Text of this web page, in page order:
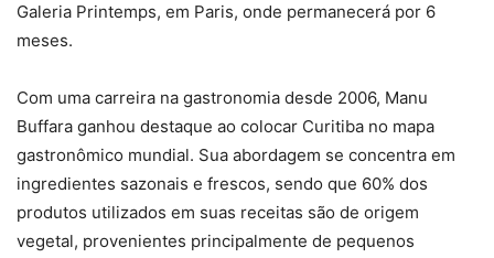
Galeria Printemps, em Paris, onde permanecerá por 6
meses.
Com uma carreira na gastronomia desde 2006, Manu
Buffara ganhou destaque ao colocar Curitiba no mapa
gastronômico mundial. Sua abordagem se concentra em
ingredientes sazonais e frescos, sendo que 60% dos
produtos utilizados em suas receitas são de origem
vegetal, provenientes principalmente de pequenos